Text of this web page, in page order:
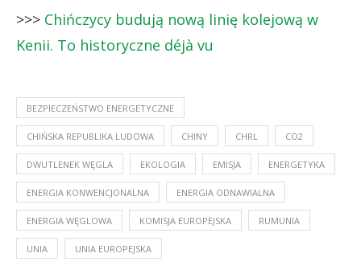
>>> Chińczycy budują nową linię kolejową w
Kenii. To historyczne déjà vu
BEZPIECZEŃSTWO ENERGETYCZNE
CHIŃSKA REPUBLIKA LUDOWA CHINY CHRL CO2
DWUTLENEK WĘGLA EKOLOGIA EMISJA ENERGETYKA
ENERGIA KONWENCJONALNA ENERGIA ODNAWIALNA
ENERGIA WĘGLOWA KOMISJA EUROPEJSKA RUMUNIA
UNIA UNIA EUROPEJSKA